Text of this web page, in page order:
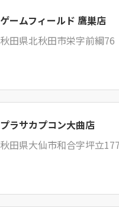
ゲームフィールド 鷹巣店
秋田県北秋田市栄字前綱
プラサカプコン大曲店
秋田県大仙市和合字坪立